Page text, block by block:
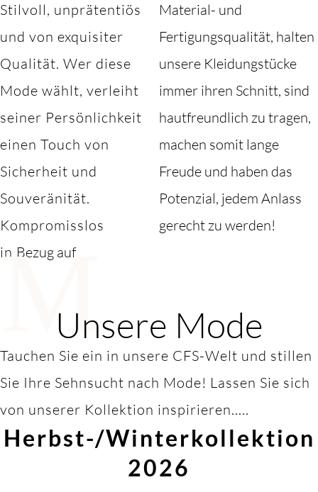
Stilvoll, unprätentiös
und von exquisiter
Qualität. Wer diese
Mode wählt, verleiht
seiner Persönlichkeit
einen Touch von
Sicherheit und
Souveränität.
Kompromisslos
in Bezug auf
Material- und
Fertigungsqualität, halten
unsere Kleidungstücke
immer ihren Schnitt, sind
hautfreundlich zu tragen,
machen somit lange
Freude und haben das
Potenzial, jedem Anlass
gerecht zu werden!
MUnsere Mode
Tauchen Sie ein in unsere CFS-Welt und stillen
Sie Ihre Sehnsucht nach Mode! Lassen Sie sich
von unserer Kollektion inspirieren.....
Herbst-/Winterkollektion
2026